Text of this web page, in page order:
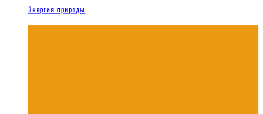
Энергия природы